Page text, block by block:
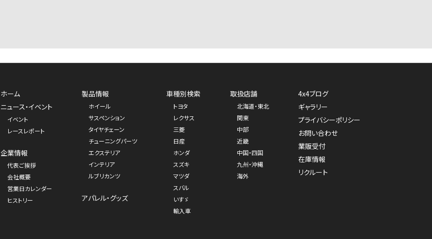
ホーム
ニュース・イベント
イベント
レースレポート
企業情報
代表ご挨拶
会社概要
営業日カレンダー
ヒストリー
製品情報
ホイール
サスペンション
タイヤチェーン
チューニングパーツ
エクステリア
インテリア
ルブリカンツ
アパレル・グッズ
車種別検索
トヨタ
レクサス
三菱
日産
ホンダ
スズキ
マツダ
スバル
いすゞ
輸入車
取扱店舗
北海道・東北
関東
中部
近畿
中国・四国
九州・沖縄
海外
4x4ブログ
ギャラリー
プライバシーポリシー
お問い合わせ
業販受付
在庫情報
リクルート